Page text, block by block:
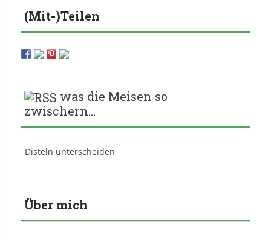
(Mit-)Teilen
was die Meisen so
zwischern…
Disteln unterscheiden
Über mich